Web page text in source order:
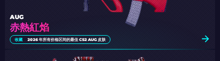
赤熱紅焰
AUG
收藏 2026 年所有价格区间的最佳 CS2 AUG 皮肤